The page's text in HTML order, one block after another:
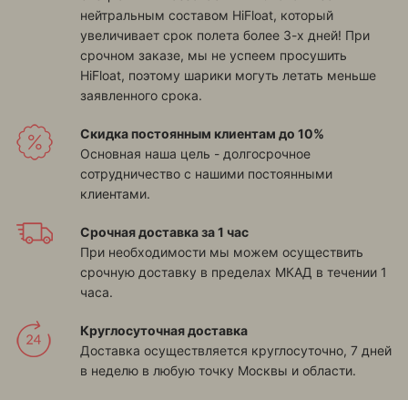
нейтральным составом HiFloat, который
увеличивает срок полета более 3-х дней! При
срочном заказе, мы не успеем просушить
HiFloat, поэтому шарики могуть летать меньше
заявленного срока.
Скидка постоянным клиентам до 10%
Основная наша цель - долгосрочное
сотрудничество с нашими постоянными
клиентами.
Срочная доставка за 1 час
При необходимости мы можем осуществить
срочную доставку в пределах МКАД в течении 1
часа.
Круглосуточная доставка
Доставка осуществляется круглосуточно, 7 дней
в неделю в любую точку Москвы и области.